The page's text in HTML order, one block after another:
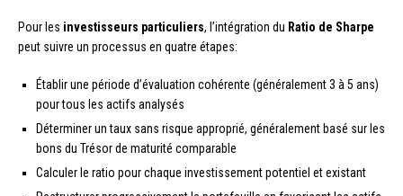
Pour les investisseurs particuliers, l’intégration du Ratio de Sharpe
peut suivre un processus en quatre étapes:
Établir une période d’évaluation cohérente (généralement 3 à 5 ans)
pour tous les actifs analysés
Déterminer un taux sans risque approprié, généralement basé sur les
bons du Trésor de maturité comparable
Calculer le ratio pour chaque investissement potentiel et existant